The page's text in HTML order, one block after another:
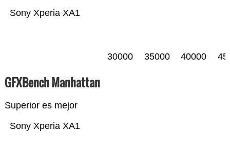
Sony Xperia XA1
30000 35000 40000
GFXBench Manhattan
Superior es mejor
Sony Xperia XA1